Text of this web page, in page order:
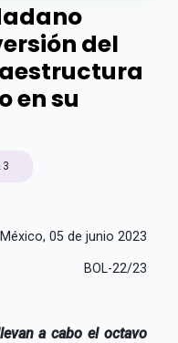
del
en su
05 de junio 2023
BOL-22/23
a cabo el octavo